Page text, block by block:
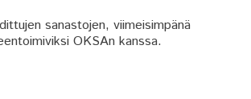
sanastojen, viimeisimpänä
OKSAn kanssa.